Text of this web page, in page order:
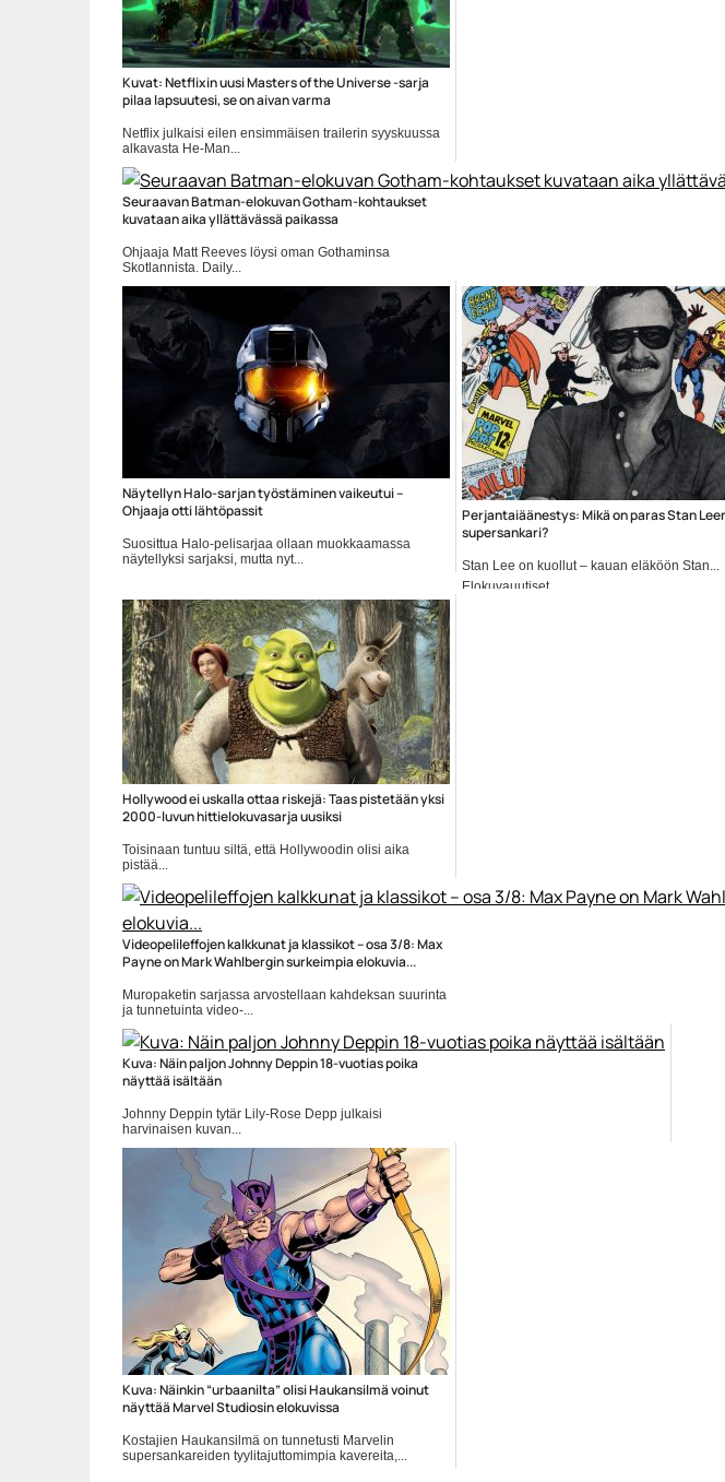
Kuvat: Netflixin uusi Masters of the Universe -sarja
pilaa lapsuutesi, se on aivan varma
Netflix julkaisi eilen ensimmäisen trailerin syyskuussa
alkavasta He-Man...
Elokuvauutiset
Seuraavan Batman-elokuvan Gotham-kohtaukset
kuvataan aika yllättävässä paikassa
Ohjaaja Matt Reeves löysi oman Gothaminsa
Skotlannista. Daily...
Batman
Näytellyn Halo-sarjan työstäminen vaikeutui –
Ohjaaja otti lähtöpassit
Suosittua Halo-pelisarjaa ollaan muokkaamassa
näytellyksi sarjaksi, mutta nyt...
Perjantaiäänestys: Mikä on paras Stan
supersankari?
Stan Lee on kuollut – kauan eläköön Stan...
Elokuvauutiset
Hollywood ei uskalla ottaa riskejä: Taas pistetään yksi
2000-luvun hittielokuvasarja uusiksi
Toisinaan tuntuu siltä, että Hollywoodin olisi aika
pistää...
Elokuvauutiset
Videopelileffojen kalkkunat ja klassikot – osa 3/8: Max
Payne on Mark Wahlbergin surkeimpia elokuvia...
Muropaketin sarjassa arvostellaan kahdeksan suurinta
ja tunnetuinta video-...
Elokuva-arvostelut
Kuva: Näin paljon Johnny Deppin 18-vuotias poika
näyttää isältään
Johnny Deppin tytär Lily-Rose Depp julkaisi
harvinaisen kuvan...
Elokuvat
Kuva: Näinkin “urbaanilta” olisi Haukansilmä voinut
näyttää Marvel Studiosin elokuvissa
Kostajien Haukansilmä on tunnetusti Marvelin
supersankareiden tyylitajuttomimpia kavereita,...